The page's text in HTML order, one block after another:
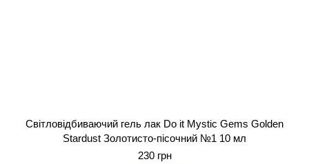
Світловідбиваючий гель лак Do it Mystic Gems Golden
Stardust Золотисто-пісочний №1 10 мл
230 грн